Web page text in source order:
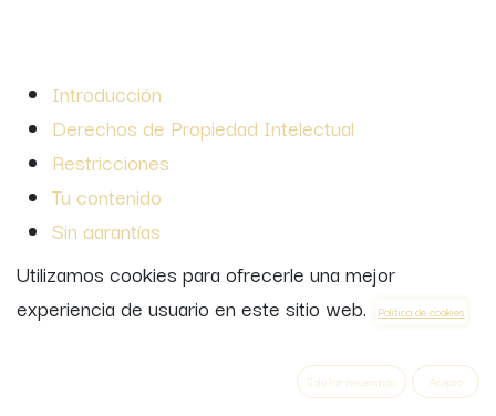
Introducción
Derechos de Propiedad Intelectual
Restricciones
Tu contenido
Sin garantías
Limitación de responsabilidad
Indemnización
Utilizamos cookies para ofrecerle una mejor
experiencia de usuario en este sitio web.
Política de cookies
Solo las necesarias Acepto